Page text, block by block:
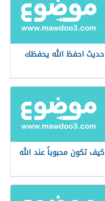
حديث احفظ الله يحفظك
كيف تكون محبوباً عند الله